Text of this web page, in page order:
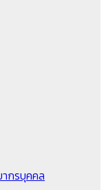
กรบุคคล